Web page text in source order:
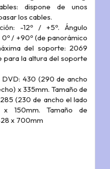
dispone de unos
los cables.
-12º / +5º. Ángulo
/ +90º (de panorámico
del soporte: 2069
para la altura del soporte
DVD: 430 (290 de ancho
x 335mm. Tamaño de
(230 de ancho el lado
150mm. Tamaño de
x 700mm